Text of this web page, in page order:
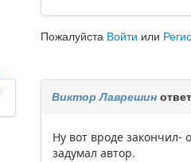
Пожалуйста Войти или
Виктор Лаврешин
Ну вот вроде закончил-
задумал автор.